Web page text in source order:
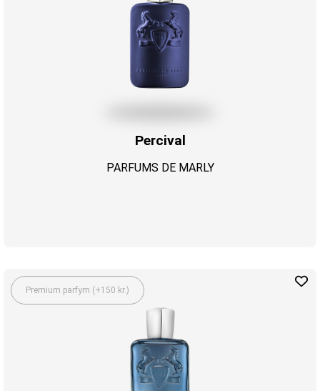
Percival
PARFUMS DE MARLY
Premium parfym (+150 kr.)